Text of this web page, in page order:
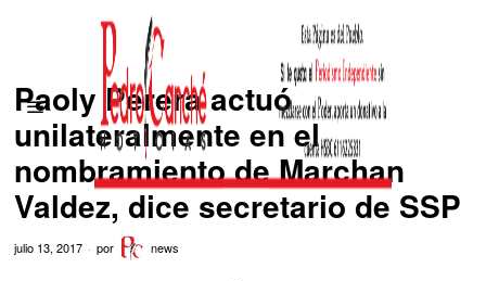
Paoly Perera actuó
unilateralmente en el
nombramiento de Marchan
Valdez, dice secretario de SSP
julio 13, 2017 por news